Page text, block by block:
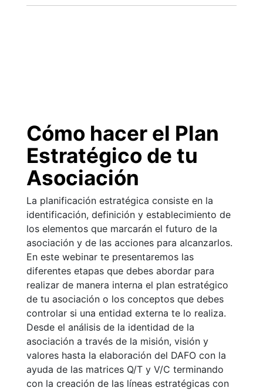
Cómo hacer el Plan
Estratégico de tu
Asociación
La planificación estratégica consiste en la
identificación, definición y establecimiento de
los elementos que marcarán el futuro de la
asociación y de las acciones para alcanzarlos.
En este webinar te presentaremos las
diferentes etapas que debes abordar para
realizar de manera interna el plan estratégico
de tu asociación o los conceptos que debes
controlar si una entidad externa te lo realiza.
Desde el análisis de la identidad de la
asociación a través de la misión, visión y
valores hasta la elaboración del DAFO con la
ayuda de las matrices Q/T y V/C terminando
con la creación de las líneas estratégicas con